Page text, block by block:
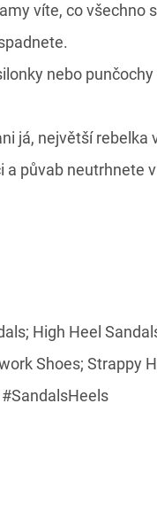
víte, co všechno
nebo punčochy
já, největší rebelka
a půvab neutrhnete